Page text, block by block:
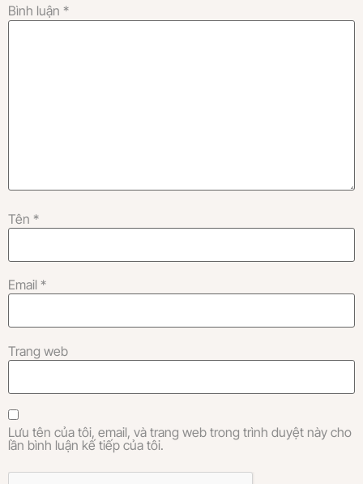
Bình luận *
Tên *
Email *
Trang web
Lưu tên của tôi, email, và trang web trong trình duyệt này cho
lần bình luận kế tiếp của tôi.